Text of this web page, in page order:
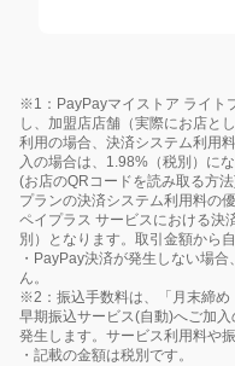
※1：PayPayマイストア ライト
し、加盟店店舗（実際にお店と
利用の場合、決済システム利用
入の場合は、1.98%（税別）に
(お店のQRコードを読み取る方
プランの決済システム利用料の
ペイプラス サービスにおける決
別）となります。取引金額から
・PayPay決済が発生しない場
ん。
※2：振込手数料は、「月末締め
早期振込サービス(自動)へご加
発生します。サービス利用料や
・記載の金額は税別です。